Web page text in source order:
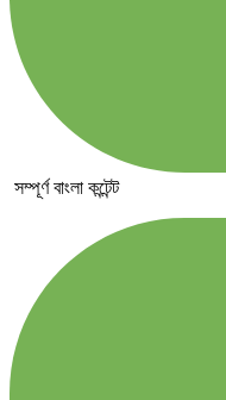
সম্পূর্ণ বাংলা কন্টেন্ট